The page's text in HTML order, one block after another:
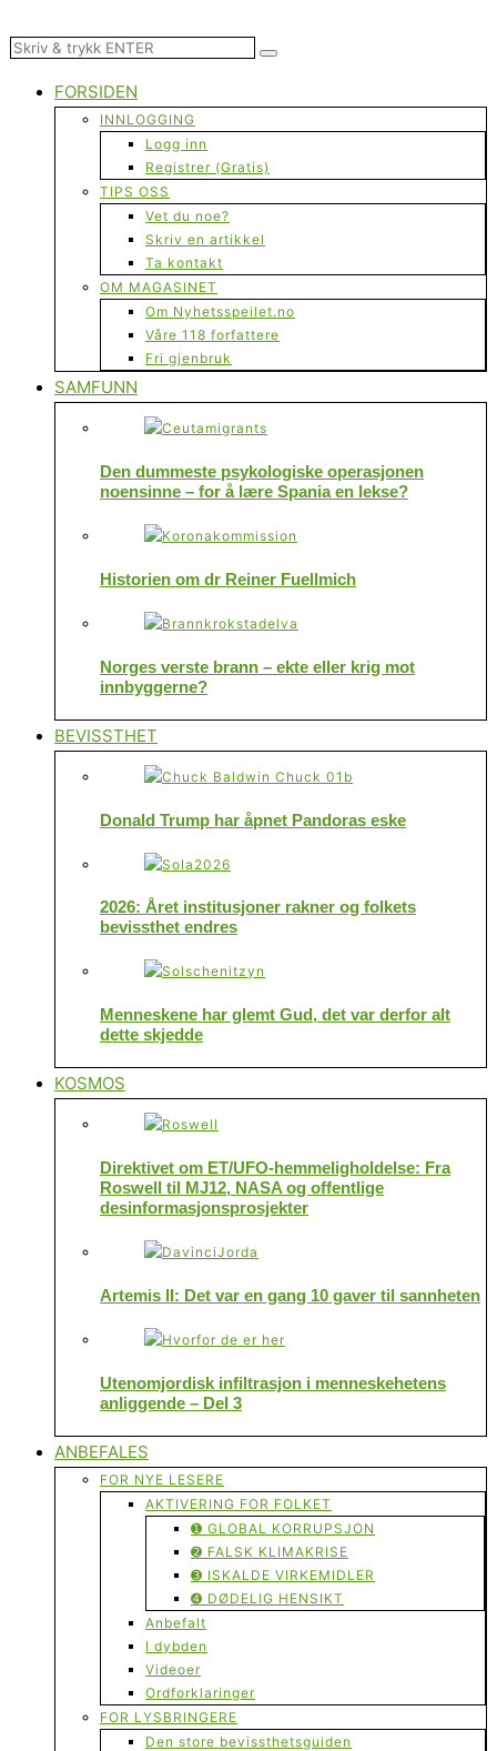
FORSIDEN
INNLOGGING
Logg inn
Registrer (Gratis)
TIPS OSS
Vet du noe?
Skriv en artikkel
Ta kontakt
OM MAGASINET
Om Nyhetsspeilet.no
Våre 118 forfattere
Fri gjenbruk
SAMFUNN
Den dummeste psykologiske operasjonen
noensinne – for å lære Spania en lekse?
Historien om dr Reiner Fuellmich
Norges verste brann – ekte eller krig mot
innbyggerne?
BEVISSTHET
Donald Trump har åpnet Pandoras eske
2026: Året institusjoner rakner og folkets
bevissthet endres
Menneskene har glemt Gud, det var derfor alt
dette skjedde
KOSMOS
Direktivet om ET/UFO-hemmeligholdelse: Fra
Roswell til MJ12, NASA og offentlige
desinformasjonsprosjekter
Artemis II: Det var en gang 10 gaver til sannheten
Utenomjordisk infiltrasjon i menneskehetens
anliggende – Del 3
ANBEFALES
FOR NYE LESERE
AKTIVERING FOR FOLKET
➊ GLOBAL KORRUPSJON
➋ FALSK KLIMAKRISE
➌ ISKALDE VIRKEMIDLER
➍ DØDELIG HENSIKT
Anbefalt
I dybden
Videoer
Ordforklaringer
FOR LYSBRINGERE
Den store bevissthetsguiden